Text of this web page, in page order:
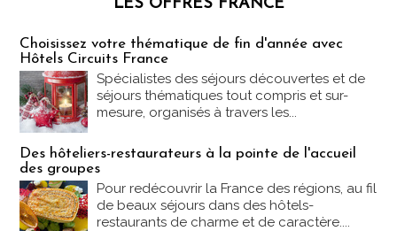
LES OFFRES FRANCE
Choisissez votre thématique de fin d'année avec
Hôtels Circuits France
Spécialistes des séjours découvertes et de
séjours thématiques tout compris et sur-
mesure, organisés à travers les...
Des hôteliers-restaurateurs à la pointe de l'accueil
des groupes
Pour redécouvrir la France des régions, au fil
de beaux séjours dans des hôtels-
restaurants de charme et de caractère....